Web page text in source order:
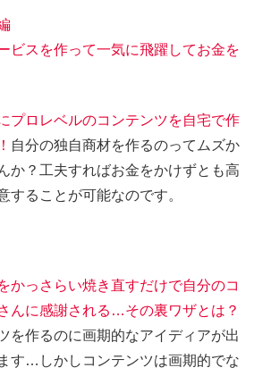
ビスを作って一気に飛躍してお金を
プロレベルのコンテンツを自宅で作
自分の独自商材を作るのってムズか
か？工夫すればお金をかけずとも高
することが可能なのです。
かっさらい焼き直すだけで自分のコ
んに感謝される…その裏ワザとは？
を作るのに画期的なアイディアが出
す…しかしコンテンツは画期的でな